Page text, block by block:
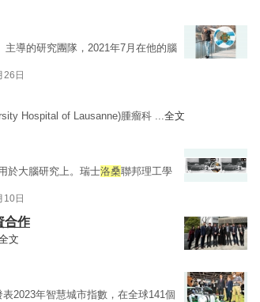
主導的研究團隊，2021年7月在他的腦
26日
Hospital of Lausanne)腫瘤科 ...全文
於大腦研究上。瑞士洛桑聯邦理工學
10日
合作
文
2023年智慧城市指數，在全球141個